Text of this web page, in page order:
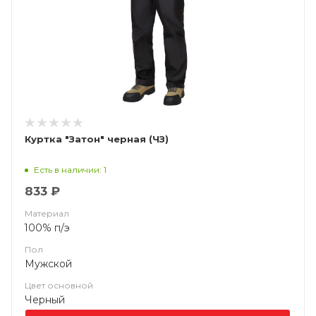
Куртка "Затон" черная (ЧЗ)
Есть в наличии: 1
833 ₽
Материал
100% п/э
Пол
Мужской
Цвет основной
Черный